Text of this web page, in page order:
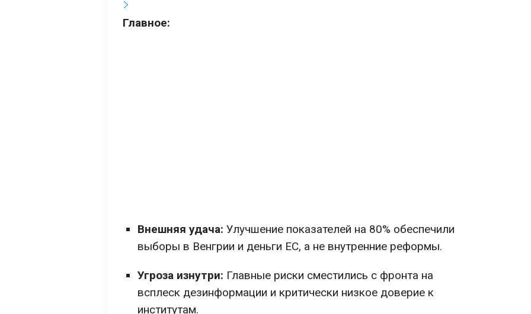
Главное:
Внешняя удача: Улучшение показателей на 80% обеспечили
выборы в Венгрии и деньги ЕС, а не внутренние реформы.
Угроза изнутри: Главные риски сместились с фронта на
всплеск дезинформации и критически низкое доверие к
институтам.